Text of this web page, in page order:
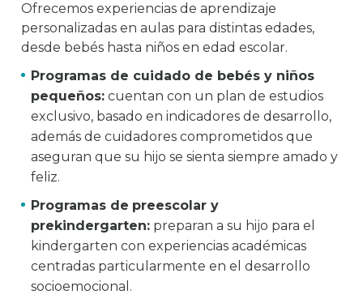
Ofrecemos experiencias de aprendizaje
personalizadas en aulas para distintas edades,
desde bebés hasta niños en edad escolar.
Programas de cuidado de bebés y niños
pequeños: cuentan con un plan de estudios
exclusivo, basado en indicadores de desarrollo,
además de cuidadores comprometidos que
aseguran que su hijo se sienta siempre amado y
feliz.
Programas de preescolar y
prekindergarten: preparan a su hijo para el
kindergarten con experiencias académicas
centradas particularmente en el desarrollo
socioemocional.